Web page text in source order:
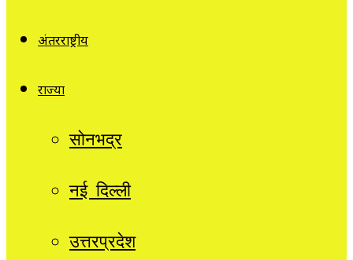
अंतरराष्ट्रीय
राज्यों
सोनभद्र
नई दिल्ली
उत्तरप्रदेश